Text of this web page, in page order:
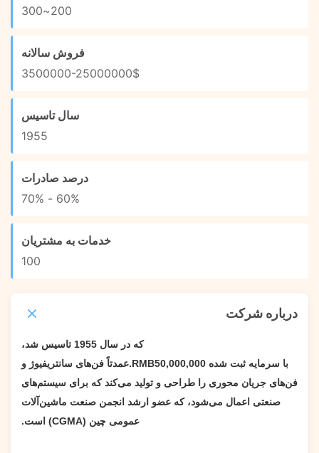
200~300
فروش سالانه
3500000-25000000$
سال تاسیس
1955
درصد صادرات
60% - 70%
خدمات به مشتریان
100
درباره شرکت
Xinxiang SIMO Blower Co., Ltd که در سال 1955 تاسیس شد،
با سرمایه ثبت شده RMB 50,000,000
.عمدتاً فن‌های سانتریفیوژ و
فن‌های جریان محوری را طراحی و تولید می‌کند که برای سیستم‌های
صنعتی اعمال می‌شود، که عضو ارشد انجمن صنعت ماشین‌آلات
عمومی چین (CGMA) است.